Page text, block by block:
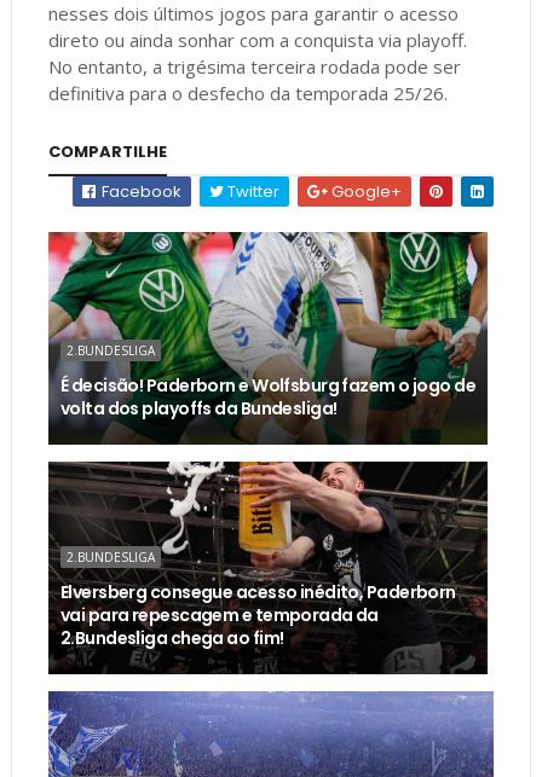
nesses dois últimos jogos para garantir o acesso
direto ou ainda sonhar com a conquista via playoff.
No entanto, a trigésima terceira rodada pode ser
definitiva para o desfecho da temporada 25/26.
COMPARTILHE
Facebook
Twitter Google+
2.BUNDESLIGA
É decisão! Paderborn e Wolfsburg fazem o jogo de
volta dos playoffs da Bundesliga!
2.BUNDESLIGA
Elversberg consegue acesso inédito, Paderborn
vai para repescagem e temporada da
2.Bundesliga chega ao fim!